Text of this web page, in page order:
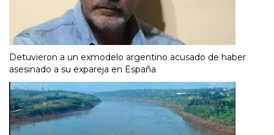
Detuvieron a un exmodelo argentino acusado de haber
asesinado a su expareja en España